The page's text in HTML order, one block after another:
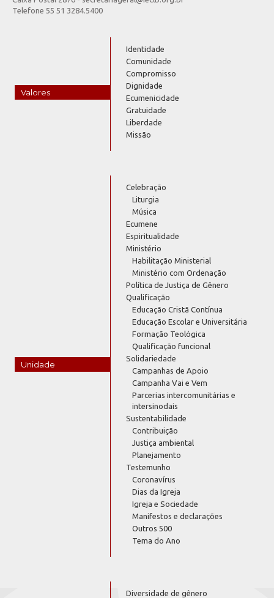
Telefone 55 51 3284.5400
Valores
Identidade
Comunidade
Compromisso
Dignidade
Ecumenicidade
Gratuidade
Liberdade
Missão
Unidade
Celebração
Liturgia
Música
Ecumene
Espiritualidade
Ministério
Habilitação Ministerial
Ministério com Ordenação
Política de Justiça de Gênero
Qualificação
Educação Cristã Contínua
Educação Escolar e Universitária
Formação Teológica
Qualificação funcional
Solidariedade
Campanhas de Apoio
Campanha Vai e Vem
Parcerias intercomunitárias e
intersinodais
Sustentabilidade
Contribuição
Justiça ambiental
Planejamento
Testemunho
Coronavírus
Dias da Igreja
Igreja e Sociedade
Manifestos e declarações
Outros 500
Tema do Ano
Diversidade de gênero